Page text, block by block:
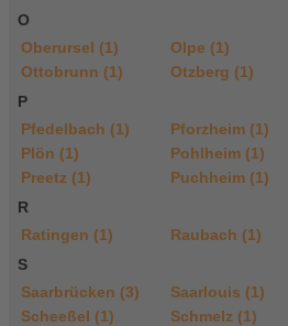
O
Oberursel (1)
Olpe (1)
Ottobrunn (1)
Otzberg (1)
P
Pfedelbach (1)
Pforzheim (1)
Plön (1)
Pohlheim (1)
Preetz (1)
Puchheim (1)
R
Ratingen (1)
Raubach (1)
S
Saarbrücken (3)
Saarlouis (1)
Scheeßel (1)
Schmelz (1)